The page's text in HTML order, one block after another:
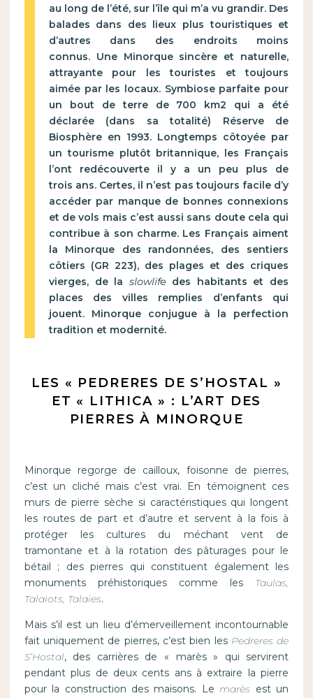
au long de l’été, sur l’île qui m’a vu grandir. Des
balades dans des lieux plus touristiques et
d’autres dans des endroits moins
connus. Une Minorque sincère et naturelle,
attrayante pour les touristes et toujours
aimée par les locaux. Symbiose parfaite pour
un bout de terre de 700 km2 qui a été
déclarée (dans sa totalité) Réserve de
Biosphère en 1993. Longtemps côtoyée par
un tourisme plutôt britannique, les Français
l’ont redécouverte il y a un peu plus de
trois ans. Certes, il n’est pas toujours facile d’y
accéder par manque de bonnes connexions
et de vols mais c’est aussi sans doute cela qui
contribue à son charme. Les Français aiment
la Minorque des randonnées, des sentiers
côtiers (GR 223), des plages et des criques
vierges, de laslowlifedes habitants et des
places des villes remplies d’enfants qui
jouent. Minorque conjugue à la perfection
tradition et modernité.
LES « PEDRERES DE S’HOSTAL »
ET « LITHICA » : L’ART DES
PIERRES À MINORQUE
Minorque regorge de cailloux, foisonne de pierres,
c’est un cliché mais c’est vrai. En témoignent ces
murs de pierre sèche si caractéristiques qui longent
les routes de part et d’autre et servent à la fois à
protéger les cultures du méchant vent de
tramontane et à la rotation des pâturages pour le
bétail ; des pierres qui constituent également les
monuments préhistoriques comme les Taulas,
Talaiots, Talaies.
Mais s’il est un lieu d’émerveillement incontournable
fait uniquement de pierres, c’est bien les Pedreres de
S’Hostal, des carrières de « marès » qui servirent
pendant plus de deux cents ans à extraire la pierre
pour la construction des maisons. Le marès est un